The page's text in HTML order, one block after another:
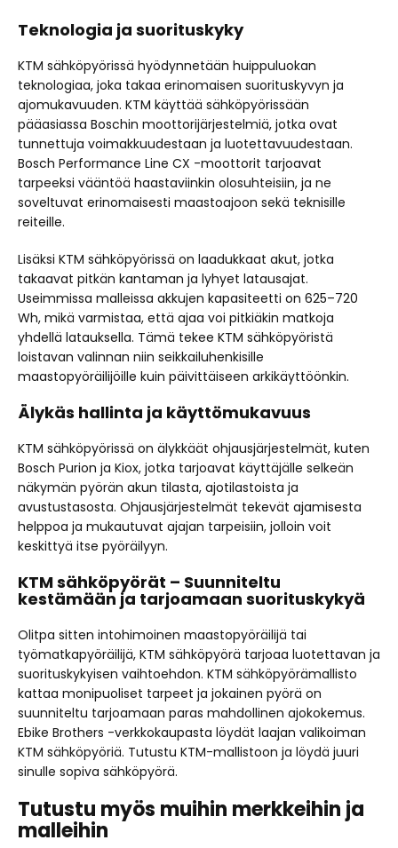
Teknologia ja suorituskyky
KTM sähköpyörissä hyödynnetään huippuluokan
teknologiaa, joka takaa erinomaisen suorituskyvyn ja
ajomukavuuden. KTM käyttää sähköpyörissään
pääasiassa Boschin moottorijärjestelmiä, jotka ovat
tunnettuja voimakkuudestaan ja luotettavuudestaan.
Bosch Performance Line CX -moottorit tarjoavat
tarpeeksi vääntöä haastaviinkin olosuhteisiin, ja ne
soveltuvat erinomaisesti maastoajoon sekä teknisille
reiteille.
Lisäksi KTM sähköpyörissä on laadukkaat akut, jotka
takaavat pitkän kantaman ja lyhyet latausajat.
Useimmissa malleissa akkujen kapasiteetti on 625–720
Wh, mikä varmistaa, että ajaa voi pitkiäkin matkoja
yhdellä latauksella. Tämä tekee KTM sähköpyöristä
loistavan valinnan niin seikkailuhenkisille
maastopyöräilijöille kuin päivittäiseen arkikäyttöönkin.
Älykäs hallinta ja käyttömukavuus
KTM sähköpyörissä on älykkäät ohjausjärjestelmät, kuten
Bosch Purion ja Kiox, jotka tarjoavat käyttäjälle selkeän
näkymän pyörän akun tilasta, ajotilastoista ja
avustustasosta. Ohjausjärjestelmät tekevät ajamisesta
helppoa ja mukautuvat ajajan tarpeisiin, jolloin voit
keskittyä itse pyöräilyyn.
KTM sähköpyörät – Suunniteltu
kestämään ja tarjoamaan suorituskykyä
Olitpa sitten intohimoinen maastopyöräilijä tai
työmatkapyöräilijä, KTM sähköpyörä tarjoaa luotettavan ja
suorituskykyisen vaihtoehdon. KTM sähköpyörämallisto
kattaa monipuoliset tarpeet ja jokainen pyörä on
suunniteltu tarjoamaan paras mahdollinen ajokokemus.
Ebike Brothers -verkkokaupasta löydät laajan valikoiman
KTM sähköpyöriä. Tutustu KTM-mallistoon ja löydä juuri
sinulle sopiva sähköpyörä.
Tutustu myös muihin merkkeihin ja
malleihin